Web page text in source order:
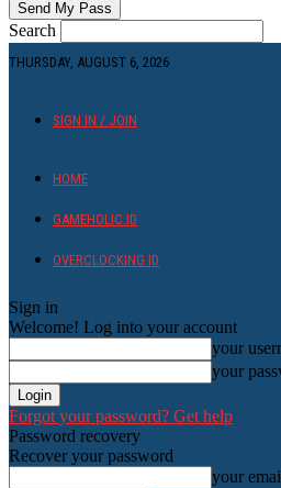
Search
THURSDAY, AUGUST 6, 2026
SIGN IN / JOIN
HOME
GAMEHOLIC.ID
OVERCLOCKING ID
Sign in
Welcome! Log into your account
your
your
Forgot your password? Get help
Password recovery
Recover your password
your